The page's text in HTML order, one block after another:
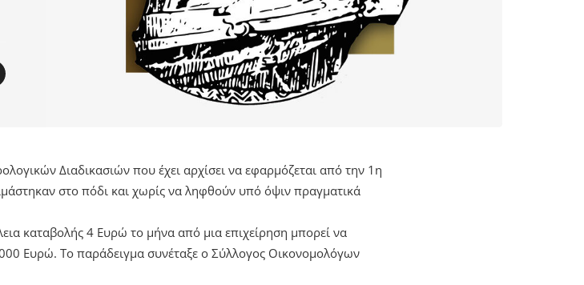
Διαδικασιών που έχει αρχίσει να εφαρμόζεται από την 1η
στο πόδι και χωρίς να ληφθούν υπό όψιν πραγματικά
καταβολής 4 Ευρώ το μήνα από μια επιχείρηση μπορεί να
Ευρώ. Το παράδειγμα συνέταξε ο Σύλλογος Οικονομολόγων